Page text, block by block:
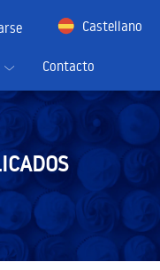
Castellano
Contacto